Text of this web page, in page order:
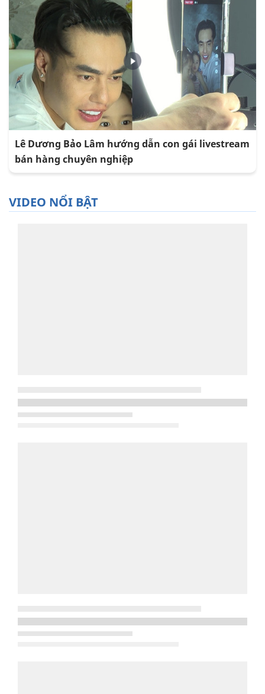
Lê Dương Bảo Lâm hướng dẫn con gái livestream
bán hàng chuyên nghiệp
VIDEO NỔI BẬT